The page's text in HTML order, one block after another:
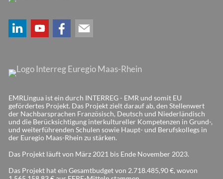
EMRLingua ist ein durch INTERREG - EMR und somit EU
gefördertes Projekt. Das Projekt zielt darauf ab, den Stellenwert
der Nachbarsprachen Französisch, Deutsch und Niederländisch
und die Berücksichtigung interkultureller Kompetenzen in Grund-,
und weiterführenden Schulen sowie Haupt- und Berufskollegs in
der Euregio Maas-Rhein zu stärken.
Das Projekt läuft von März 2021 bis Ende November 2023.
Das Projekt hat ein Gesamtbudget von 2.718.485,90 €, wovon